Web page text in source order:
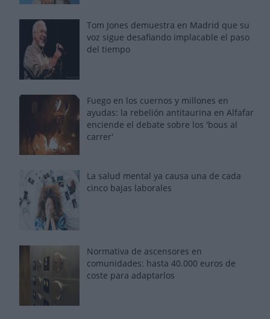
Tom Jones demuestra en Madrid que su
voz sigue desafiando implacable el paso
del tiempo
Fuego en los cuernos y millones en
ayudas: la rebelión antitaurina en Alfafar
enciende el debate sobre los 'bous al
carrer'
La salud mental ya causa una de cada
cinco bajas laborales
Normativa de ascensores en
comunidades: hasta 40.000 euros de
coste para adaptarlos